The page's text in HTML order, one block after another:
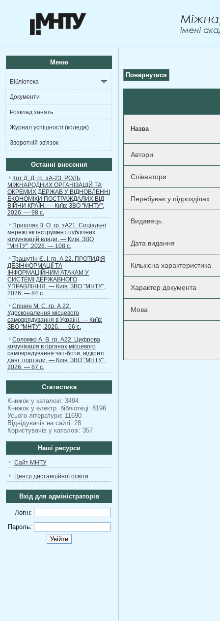
Меню
Бібліотека
Документи
Розклад занять
Журнал успішності (коледж)
Зворотній зв'язок
Останні внесення
Кот Д. Д. гр. зА-23. РОЛЬ
МІЖНАРОДНИХ ОРГАНІЗАЦІЙ ТА
ОКРЕМИХ ДЕРЖАВ У ВІДНОВЛЕННІ
ЕКОНОМІКИ ПОСТРАЖДАЛИХ ВІД
ВІЙНИ КРАЇН. — Київ: ЗВО "МНТУ",
2026. — 98 с.
Пришляк В. О. гр. зА21. Соціальні
мережі як інструмент публічних
комунікацій влади. — Київ: ЗВО
"МНТУ", 2026. — 108 с.
Трашутін Є. І. гр. А 22. ПРОТИДІЯ
ДЕЗІНФОРМАЦІЇ ТА
ІНФОРМАЦІЙНИМ АТАКАМ У
СИСТЕМІ ДЕРЖАВНОГО
УПРАВЛІННЯ. — Київ: ЗВО "МНТУ",
2026. — 84 с.
Спіцин М. С. гр. А 22.
Удосконалення місцевого
самоврядування в Україні. — Київ:
ЗВО "МНТУ", 2026. — 66 с.
Соломко А. В. гр. А22. Цифрова
комунікація в органах місцевого
самоврядування:чат-боти, відкриті
дані, портали. — Київ: ЗВО "МНТУ",
2026. — 87 с.
Статистика
Книжок у каталозі: 3494
Книжок у електр. бібліотеці: 8196
Усього літератури: 11690
Відвідувачів на сайті: 28
Користувачів у каталозі: 357
Наші ресурси
Сайт МНТУ
Центр дистанційної освіти
Вхід для адміністраторів
Логін:
Пароль:
Повернутися
Назва
Автори
Співавтори
Перебуває у підрозділах
Видавець
Дата видання
Кількісна характеристика
Характер документа
Мова